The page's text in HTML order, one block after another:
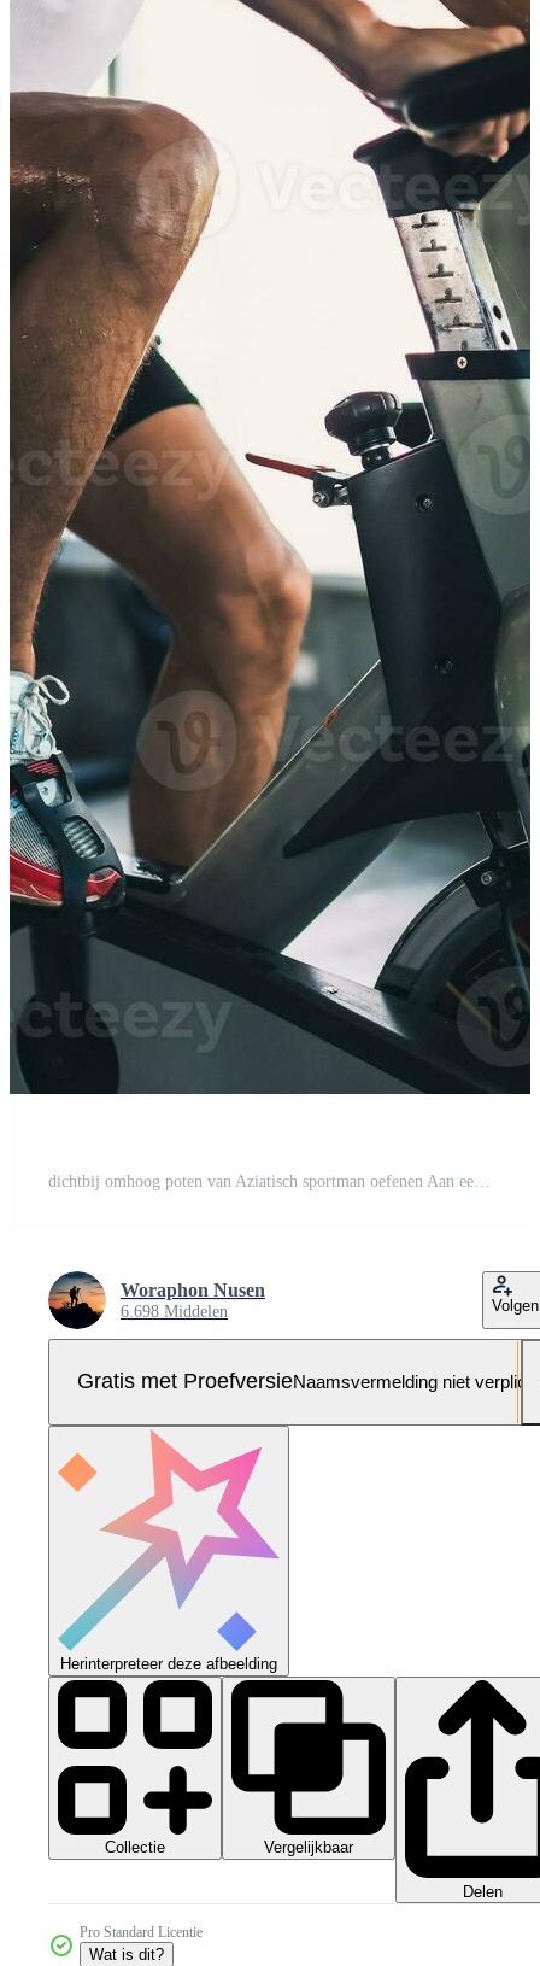
Woraphon Nusen
6.698 Middelen Volgen
Gratis met ProefversieNaamsvermelding niet verplicht
Herinterpreteer deze afbeelding
Collectie Vergelijkbaar
Delen
Pro Standard Licentie
Wat is dit?